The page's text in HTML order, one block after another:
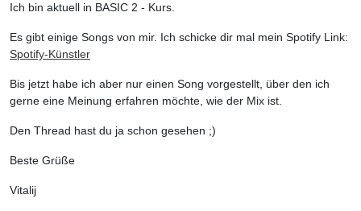
Ich bin aktuell in BASIC 2 - Kurs.
Es gibt einige Songs von mir. Ich schicke dir mal mein Spotify Link:
Spotify-Künstler
Bis jetzt habe ich aber nur einen Song vorgestellt, über den ich
gerne eine Meinung erfahren möchte, wie der Mix ist.
Den Thread hast du ja schon gesehen ;)
Beste Grüße
Vitalij